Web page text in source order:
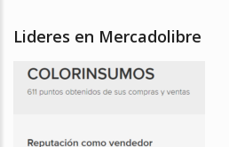
Lideres en Mercadolibre